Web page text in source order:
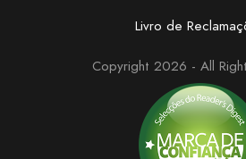
Livro de
Copyright 2026 - All